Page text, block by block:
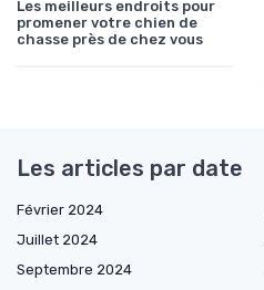
Les meilleurs endroits pour
promener votre chien de
chasse près de chez vous
Les articles par date
Février 2024
Juillet 2024
Septembre 2024